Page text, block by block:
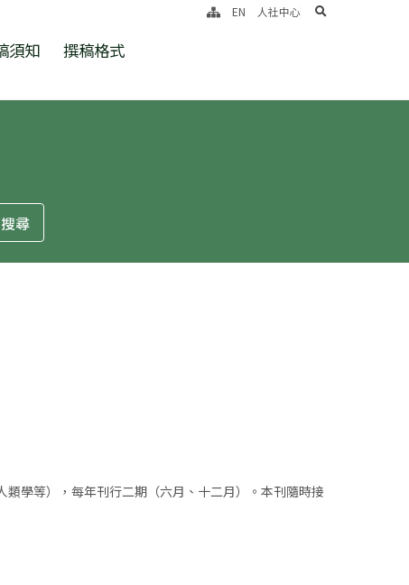
須知 撰稿格式
EN 人社中心 search
學等），每年刊行二期（六月、十二月）。本刊隨時接